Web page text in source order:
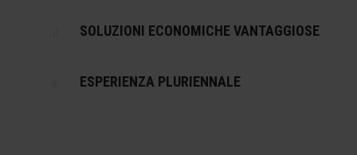
SOLUZIONI ECONOMICHE VANTAGGIOSE
ESPERIENZA PLURIENNALE